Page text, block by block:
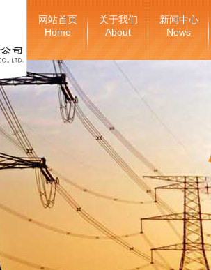
网站首页
Home
关于我们
About
新闻中心
News